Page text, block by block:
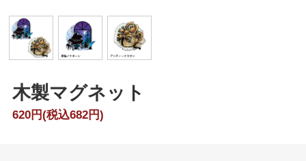
木製マグネット
620円(税込682円)